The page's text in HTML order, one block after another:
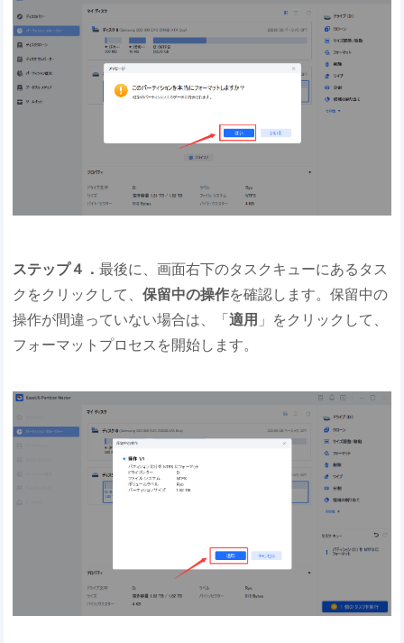
ステップ４．最後に、画面右下のタスクキューにあるタス
クをクリックして、保留中の操作を確認します。保留中の
操作が間違っていない場合は、「適用 」をクリックして、
フォーマットプロセスを開始します。